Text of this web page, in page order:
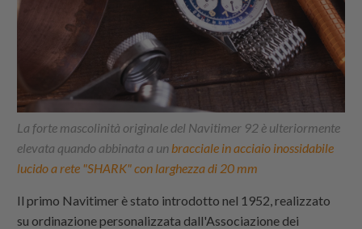
La forte mascolinità originale del Navitimer 92 è ulteriormente
elevata quando abbinata a un bracciale in acciaio inossidabile
lucido a rete "SHARK" con larghezza di 20 mm
Il primo Navitimer è stato introdotto nel 1952, realizzato
su ordinazione personalizzata dall'Associazione dei